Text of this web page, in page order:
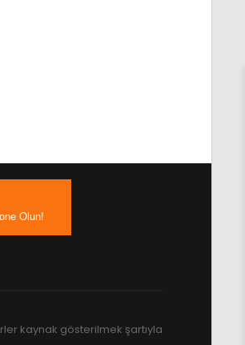
Olun!
kaynak gösterilmek şartıyla